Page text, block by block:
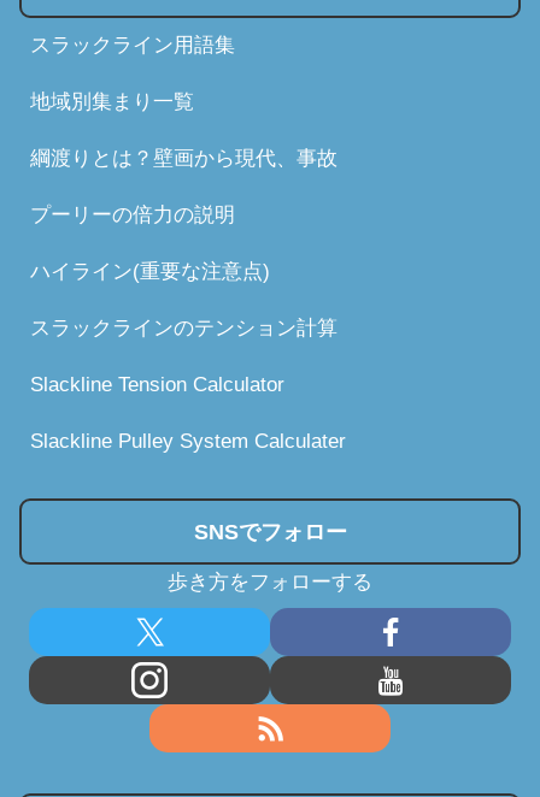
スラックライン用語集
地域別集まり一覧
綱渡りとは？壁画から現代、事故
プーリーの倍力の説明
ハイライン(重要な注意点)
スラックラインのテンション計算
Slackline Tension Calculator
Slackline Pulley System Calculater
SNSでフォロー
歩き方をフォローする